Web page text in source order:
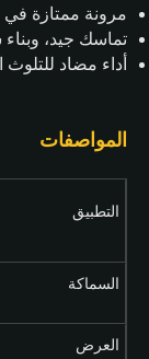
مرونة ممتازة
تماسك جيد،
أداء مضاد
المواصفات
التطبيق
السماكة
العرض